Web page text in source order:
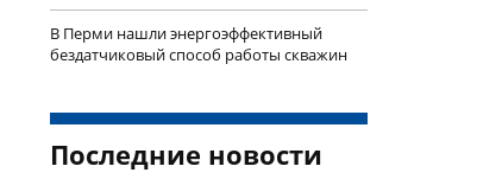
В Перми нашли энергоэффективный
бездатчиковый способ работы скважин
Последние новости